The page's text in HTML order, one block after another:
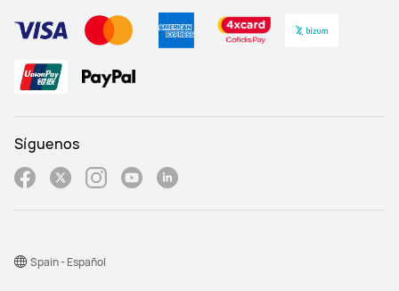
Síguenos
Spain - Español